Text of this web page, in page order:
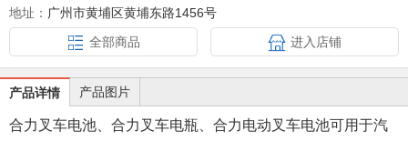
地址： 广州市黄埔区黄埔东路1456号
全部商品
进入店铺
产品详情 产品图片
合力叉车电池、合力叉车电瓶、合力电动叉车电池可用于汽